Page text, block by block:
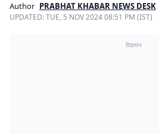
Author PRABHAT KHABAR NEWS DESK
UPDATED:TUE, 5 NOV 2024 08:51 PM (IST)
विज्ञापन